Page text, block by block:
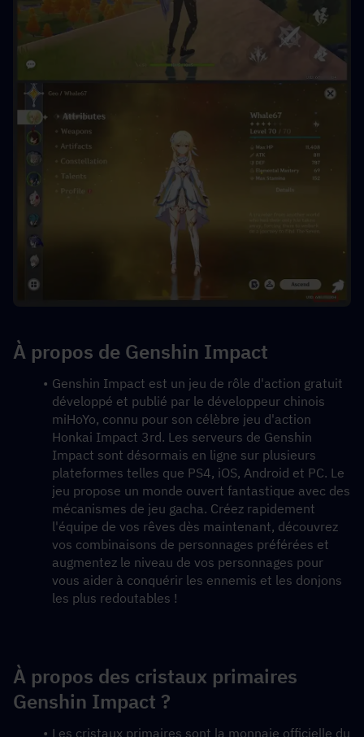
À propos de Genshin Impact
Genshin Impact est un jeu de rôle d'action gratuit
développé et publié par le développeur chinois
miHoYo, connu pour son célèbre jeu d'action
Honkai Impact 3rd. Les serveurs de Genshin
Impact sont désormais en ligne sur plusieurs
plateformes telles que PS4, iOS, Android et PC. Le
jeu propose un monde ouvert fantastique avec des
mécanismes de jeu gacha. Créez rapidement
l'équipe de vos rêves dès maintenant, découvrez
vos combinaisons de personnages préférées et
augmentez le niveau de vos personnages pour
vous aider à conquérir les ennemis et les donjons
les plus redoutables !
À propos des cristaux primaires
Genshin Impact ?
Les cristaux primaires sont la monnaie officielle du